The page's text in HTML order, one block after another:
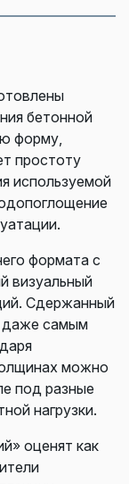
бетонной
форму,
простоту
используемой
формата с
визуальный
Сдержанный
даже самым
можно
под разные
нагрузки.
оценят как